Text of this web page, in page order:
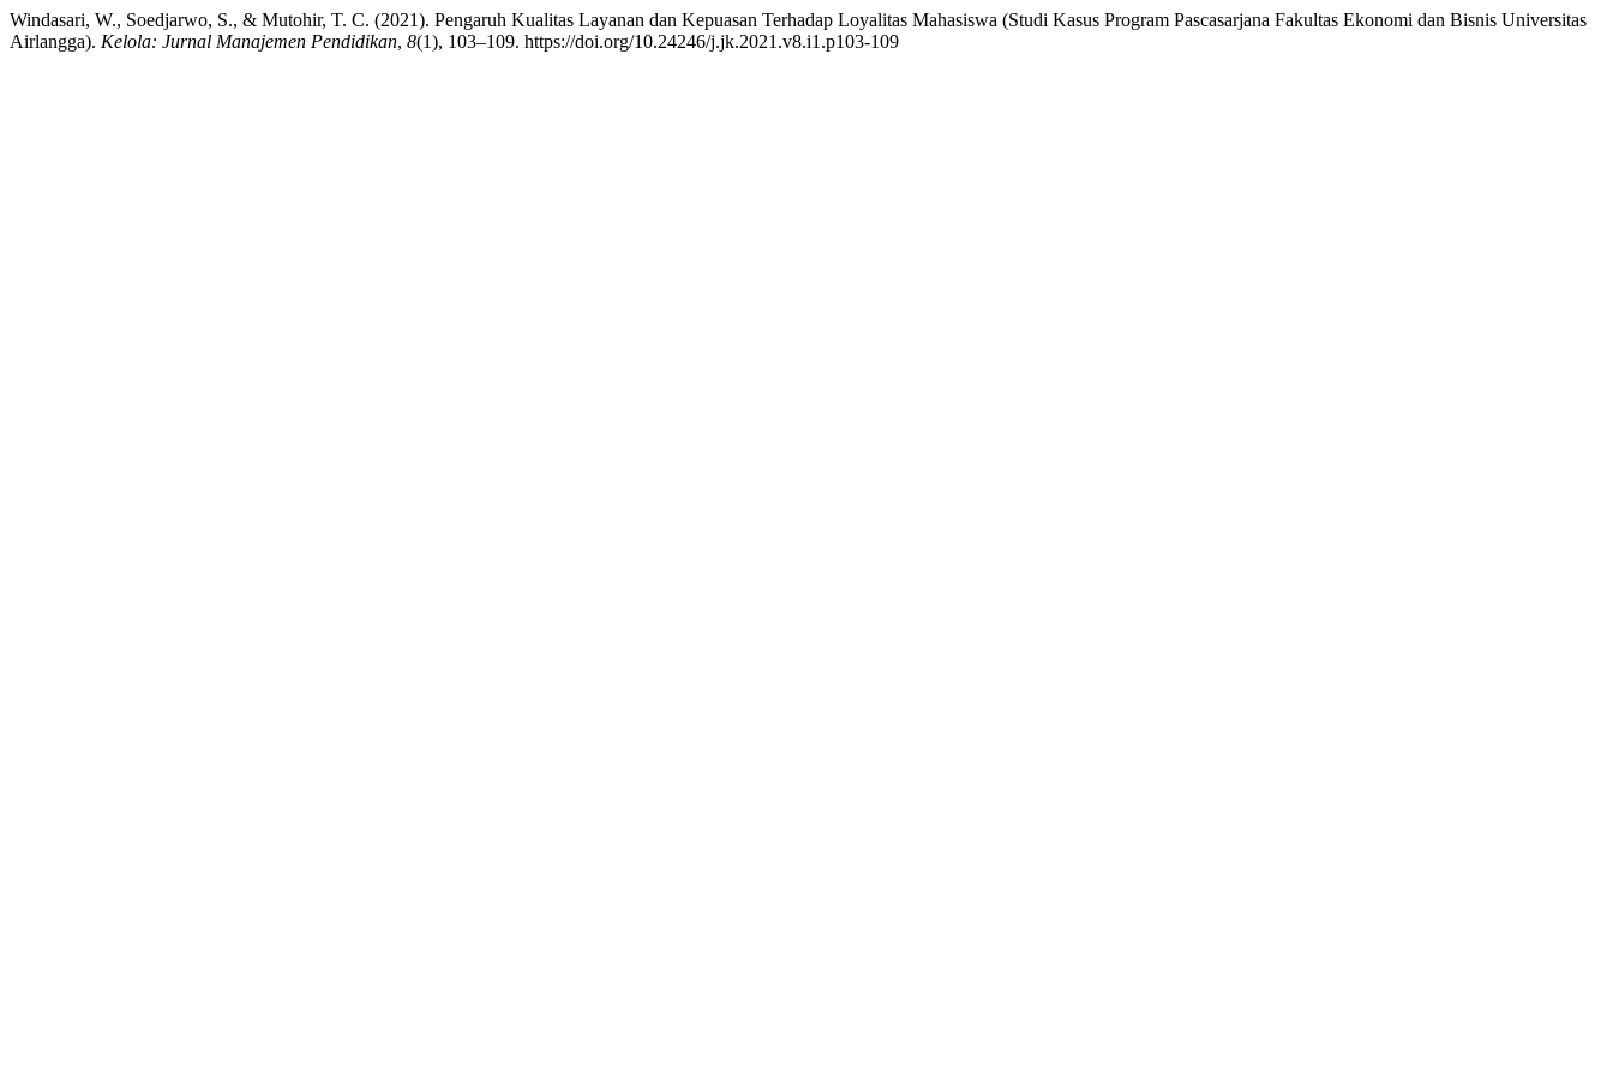
Windasari, W., Soedjarwo, S., & Mutohir, T. C. (2021). Pengaruh Kualitas Layanan dan Kepuasan Terhadap Loyalitas Mahasiswa (Studi Kasus Program Pascasarjana Fakultas Ekonomi dan Bisnis Universitas
Airlangga). Kelola: Jurnal Manajemen Pendidikan, 8(1), 103–109. https://doi.org/10.24246/j.jk.2021.v8.i1.p103-109